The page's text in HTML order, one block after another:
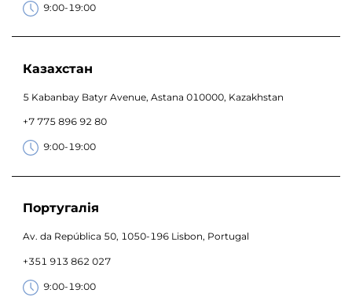
9:00-19:00
Казахстан
5 Kabanbay Batyr Avenue, Astana 010000, Kazakhstan
+7 775 896 92 80
9:00-19:00
Португалія
Av. da República 50, 1050-196 Lisbon, Portugal
+351 913 862 027
9:00-19:00